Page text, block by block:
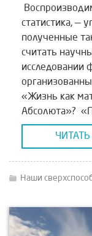
статистика, —
полученные
считать
исследовании
«Жизнь как
Абсолюта»?
веков этот
мечтателей?
НОВЫЕ
Наши